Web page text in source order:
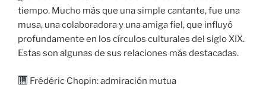
tiempo. Mucho más que una simple cantante, fue una
musa, una colaboradora y una amiga fiel, que influyó
profundamente en los círculos culturales del siglo XIX.
Estas son algunas de sus relaciones más destacadas.
Frédéric Chopin: admiración mutua